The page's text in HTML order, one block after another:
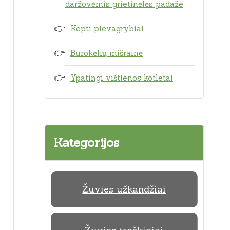
daržovėmis grietinėlės padaže
Kepti pievagrybiai
Burokėlių mišrainė
Ypatingi vištienos kotletai
Kategorijos
Žuvies užkandžiai